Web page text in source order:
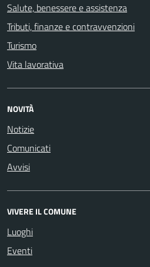
Salute, benessere e assistenza
Tributi, finanze e contravvenzioni
Turismo
Vita lavorativa
NOVITÀ
Notizie
Comunicati
Avvisi
VIVERE IL COMUNE
Luoghi
Eventi